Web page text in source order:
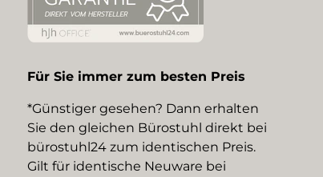
Für Sie immer zum besten Preis
*Günstiger gesehen? Dann erhalten
Sie den gleichen Bürostuhl direkt bei
bürostuhl24 zum identischen Preis.
Gilt für identische Neuware bei